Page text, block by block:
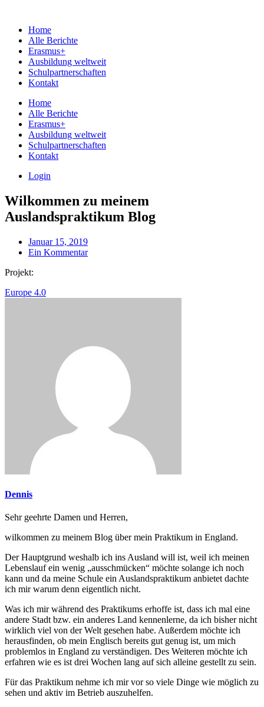
Home
Alle Berichte
Erasmus+
Ausbildung weltweit
Schulpartnerschaften
Kontakt
Home
Alle Berichte
Erasmus+
Ausbildung weltweit
Schulpartnerschaften
Kontakt
Login
Wilkommen zu meinem
Auslandspraktikum Blog
Januar 15, 2019
Ein Kommentar
Projekt:
Europe 4.0
Dennis
Sehr geehrte Damen und Herren,
wilkommen zu meinem Blog über mein Praktikum in England.
Der Hauptgrund weshalb ich ins Ausland will ist, weil ich meinen
Lebenslauf ein wenig „ausschmücken“ möchte solange ich noch
kann und da meine Schule ein Auslandspraktikum anbietet dachte
ich mir warum denn eigentlich nicht.
Was ich mir während des Praktikums erhoffe ist, dass ich mal eine
andere Stadt bzw. ein anderes Land kennenlerne, da ich bisher nicht
wirklich viel von der Welt gesehen habe. Außerdem möchte ich
herausfinden, ob mein Englisch bereits gut genug ist, um mich
problemlos in England zu verständigen. Des Weiteren möchte ich
erfahren wie es ist drei Wochen lang auf sich alleine gestellt zu sein.
Für das Praktikum nehme ich mir vor so viele Dinge wie möglich zu
sehen und aktiv im Betrieb auszuhelfen.